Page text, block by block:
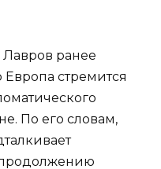
ранее
Европа стремится
По его словам,